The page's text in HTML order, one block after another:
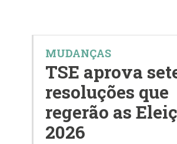
MUDANÇAS
TSE aprova
resoluções que
regerão as
2026